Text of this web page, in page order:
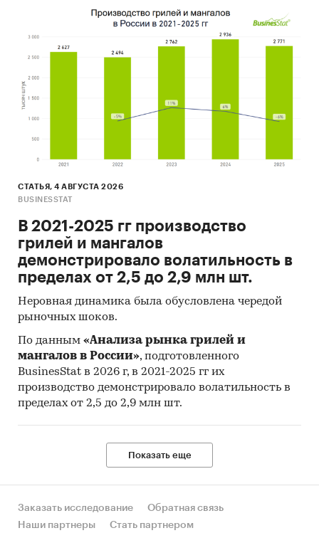
СТАТЬЯ, 4 АВГУСТА 2026
BUSINESSTAT
В 2021-2025 гг производство
грилей и мангалов
демонстрировало волатильность в
пределах от 2,5 до 2,9 млн шт.
Неровная динамика была обусловлена чередой
рыночных шоков.
По данным «Анализа рынка грилей и
мангалов в России», подготовленного
BusinesStat в 2026 г, в 2021-2025 гг их
производство демонстрировало волатильность в
пределах от 2,5 до 2,9 млн шт.
Показать еще
Заказать исследование
Обратная связь
Наши партнеры
Стать партнером